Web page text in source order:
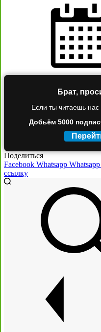
Брат,
Если ты читаешь
Добьём 5000
Поделиться
Facebook Whatsapp Whatsapp
ссылку